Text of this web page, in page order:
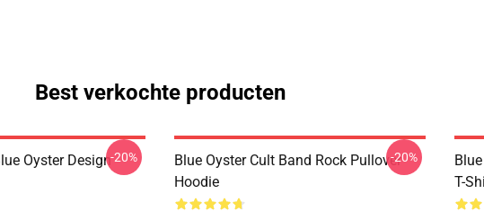
Best verkochte producten
Oyster Design-20%
Blue Oyster Cult Band Rock Pullover
Hoodie
-20%
T-